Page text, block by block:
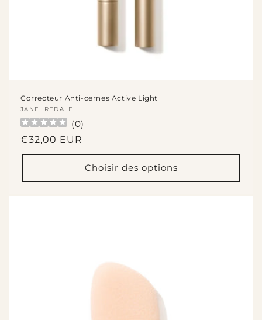
Correcteur Anti-cernes Active Light
Fournisseur :
JANE IREDALE
(0)
Prix
habituel
€32,00 EUR
Choisir des options